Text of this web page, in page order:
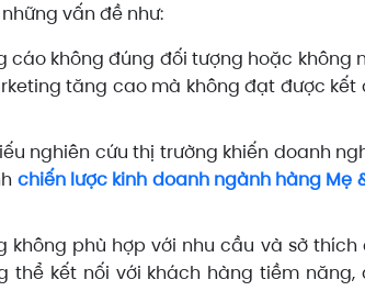
vấn đề như:
cáo không đúng đối tượng hoặc không
tăng cao mà không đạt được kết
nghiên cứu thị trường khiến doanh
chiến lược kinh doanh ngành hàng Mẹ
không phù hợp với nhu cầu và sở thích
thể kết nối với khách hàng tiềm năng,